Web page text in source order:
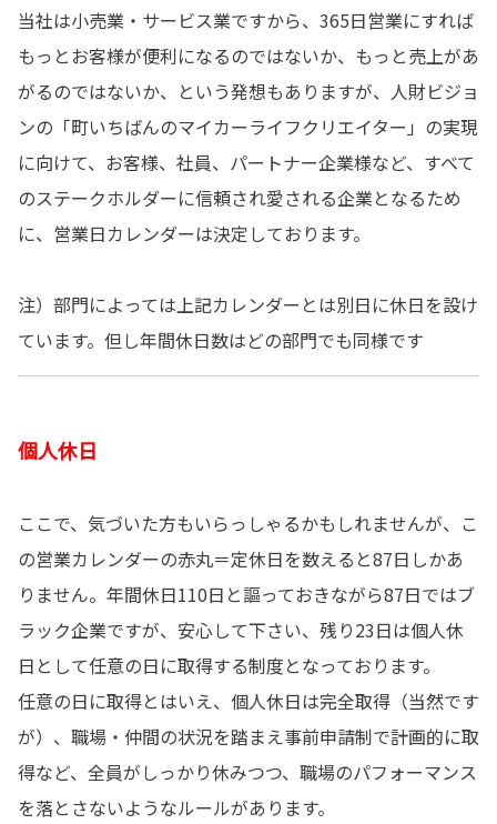
当社は小売業・サービス業ですから、365日営業にすれば
もっとお客様が便利になるのではないか、もっと売上があ
がるのではないか、という発想もありますが、人財ビジョ
ンの「町いちばんのマイカーライフクリエイター」の実現
に向けて、お客様、社員、パートナー企業様など、すべて
のステークホルダーに信頼され愛される企業となるため
に、営業日カレンダーは決定しております。
注）部門によっては上記カレンダーとは別日に休日を設け
ています。但し年間休日数はどの部門でも同様です
個人休日
ここで、気づいた方もいらっしゃるかもしれませんが、こ
の営業カレンダーの赤丸＝定休日を数えると87日しかあ
りません。年間休日110日と謳っておきながら87日ではブ
ラック企業ですが、安心して下さい、残り23日は個人休
日として任意の日に取得する制度となっております。
任意の日に取得とはいえ、個人休日は完全取得（当然です
が）、職場・仲間の状況を踏まえ事前申請制で計画的に取
得など、全員がしっかり休みつつ、職場のパフォーマンス
を落とさないようなルールがあります。